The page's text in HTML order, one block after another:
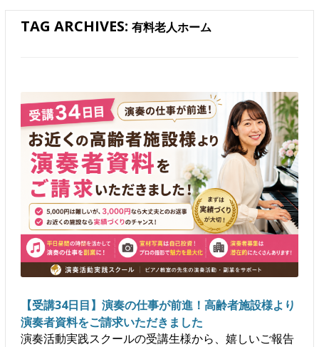
TAG ARCHIVES: 有料老人ホーム
【受講34日目】演奏の仕事が前進！高齢者施設様より
演奏者資料をご請求いただきました
演奏活動実践スクールの受講生様から、嬉しいご報告